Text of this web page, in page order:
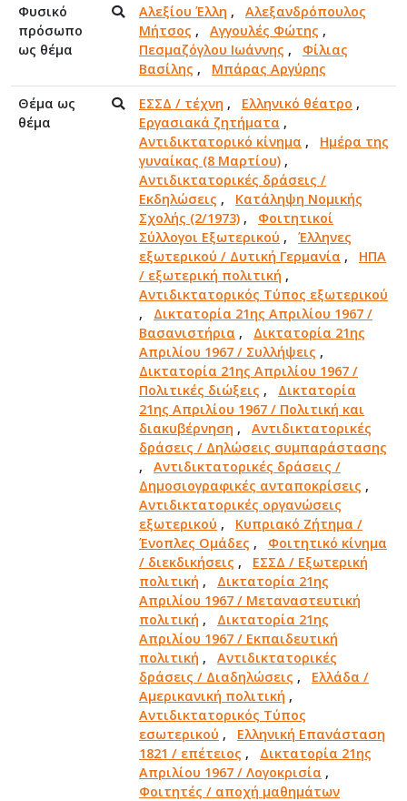
Φυσικό
πρόσωπο
ως θέμα
Αλεξίου Έλλη , Αλεξανδρόπουλος
Μήτσος , Αγγουλές Φώτης ,
Πεσμαζόγλου Ιωάννης , Φίλιας
Βασίλης , Μπάρας Αργύρης
Θέμα ως
θέμα
ΕΣΣΔ / τέχνη , Ελληνικό θέατρο ,
Εργασιακά ζητήματα ,
Αντιδικτατορικό κίνημα , Ημέρα της
γυναίκας (8 Μαρτίου) ,
Αντιδικτατορικές δράσεις /
Εκδηλώσεις , Κατάληψη Νομικής
Σχολής (2/1973) , Φοιτητικοί
Σύλλογοι Εξωτερικού , Έλληνες
εξωτερικού / Δυτική Γερμανία , ΗΠΑ
/ εξωτερική πολιτική ,
Αντιδικτατορικός Τύπος εξωτερικού
, Δικτατορία 21ης Απριλίου 1967 /
Βασανιστήρια , Δικτατορία 21ης
Απριλίου 1967 / Συλλήψεις ,
Δικτατορία 21ης Απριλίου 1967 /
Πολιτικές διώξεις , Δικτατορία
21ης Απριλίου 1967 / Πολιτική και
διακυβέρνηση , Αντιδικτατορικές
δράσεις / Δηλώσεις συμπαράστασης
, Αντιδικτατορικές δράσεις /
Δημοσιογραφικές ανταποκρίσεις ,
Αντιδικτατορικές οργανώσεις
εξωτερικού , Κυπριακό Ζήτημα /
Ένοπλες Ομάδες , Φοιτητικό κίνημα
/ διεκδικήσεις , ΕΣΣΔ / Εξωτερική
πολιτική , Δικτατορία 21ης
Απριλίου 1967 / Μεταναστευτική
πολιτική , Δικτατορία 21ης
Απριλίου 1967 / Εκπαιδευτική
πολιτική , Αντιδικτατορικές
δράσεις / Διαδηλώσεις , Ελλάδα /
Αμερικανική πολιτική ,
Αντιδικτατορικός Τύπος
εσωτερικού , Ελληνική Επανάσταση
1821 / επέτειος , Δικτατορία 21ης
Απριλίου 1967 / Λογοκρισία ,
Φοιτητές / αποχή μαθημάτων